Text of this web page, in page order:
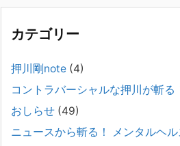
困ってし[...]
精神科から「退院できます」と
後の安全設計
2026年2月21日
通常価格 2,980円 → 今だけ 1,480円（50％
（株）トキワ精神保健事務所（所長：押川
きた実務対応を、家族向けに整理していま
カテゴリー
押川剛note (4)
コントラバーシャルな押川が斬る
おしらせ (49)
ニュースから斬る！ メンタルヘル